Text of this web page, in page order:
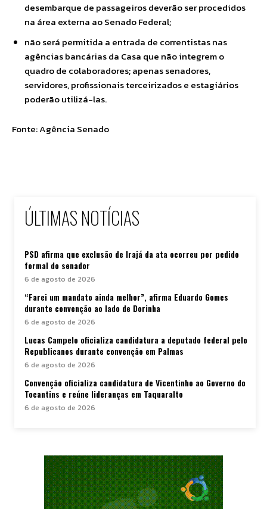
desembarque de passageiros deverão ser procedidos
na área externa ao Senado Federal;
não será permitida a entrada de correntistas nas
agências bancárias da Casa que não integrem o
quadro de colaboradores; apenas senadores,
servidores, profissionais terceirizados e estagiários
poderão utilizá-las.
Fonte: Agência Senado
ÚLTIMAS NOTÍCIAS
PSD afirma que exclusão de Irajá da ata ocorreu por pedido
formal do senador
6 de agosto de 2026
“Farei um mandato ainda melhor”, afirma Eduardo Gomes
durante convenção ao lado de Dorinha
6 de agosto de 2026
Lucas Campelo oficializa candidatura a deputado federal pelo
Republicanos durante convenção em Palmas
6 de agosto de 2026
Convenção oficializa candidatura de Vicentinho ao Governo do
Tocantins e reúne lideranças em Taquaralto
6 de agosto de 2026